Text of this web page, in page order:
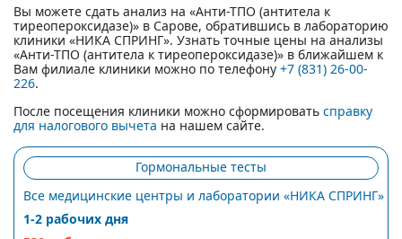
Вы можете сдать анализ на «Анти-ТПО (антитела к
тиреопероксидазе)» в Сарове, обратившись в лабораторию
клиники «НИКА СПРИНГ». Узнать точные цены на анализы
«Анти-ТПО (антитела к тиреопероксидазе)» в ближайшем к
Вам филиале клиники можно по телефону +7 (831) 26-00-
226.
После посещения клиники можно сформировать справку
для налогового вычета на нашем сайте.
Гормональные тесты
Все медицинские центры и лаборатории «НИКА СПРИНГ»
1-2 рабочих дня